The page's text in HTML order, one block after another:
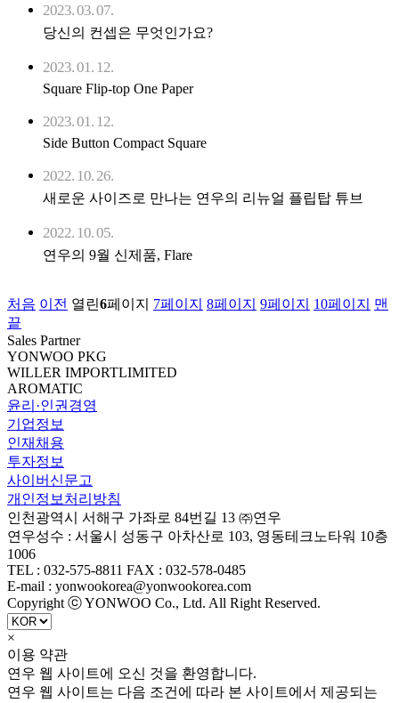
2023. 03. 07.
당신의 컨셉은 무엇인가요?
2023. 01. 12.
Square Flip-top One Paper
2023. 01. 12.
Side Button Compact Square
2022. 10. 26.
새로운 사이즈로 만나는 연우의 리뉴얼 플립탑 튜브
2022. 10. 05.
연우의 9월 신제품, Flare
처음 이전 열린6페이지 7페이지 8페이지 9페이지 10페이지
맨
끝
Sales Partner
YONWOO PKG
WILLER IMPORTLIMITED
AROMATIC
윤리·인권경영
기업정보
인재채용
투자정보
사이버신문고
개인정보처리방침
인천광역시 서해구 가좌로 84번길 13 ㈜연우
연우성수 : 서울시 성동구 아차산로 103, 영동테크노타워 10층
1006
TEL : 032-575-8811 FAX : 032-578-0485
E-mail : yonwookorea@yonwookorea.com
Copyright ⓒ YONWOO Co., Ltd. All Right Reserved.
×
이용 약관
연우 웹 사이트에 오신 것을 환영합니다.
연우 웹 사이트는 다음 조건에 따라 본 사이트에서 제공되는